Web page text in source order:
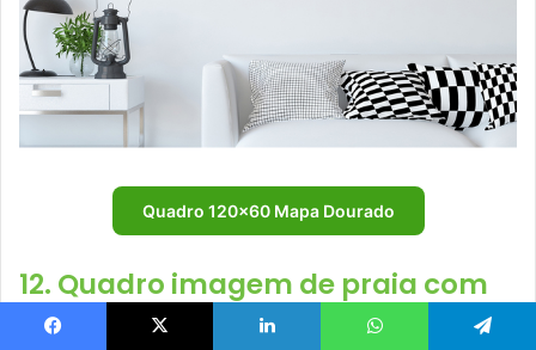
Quadro 120×60 Mapa Dourado
12. Quadro imagem de praia com
moldura dourada